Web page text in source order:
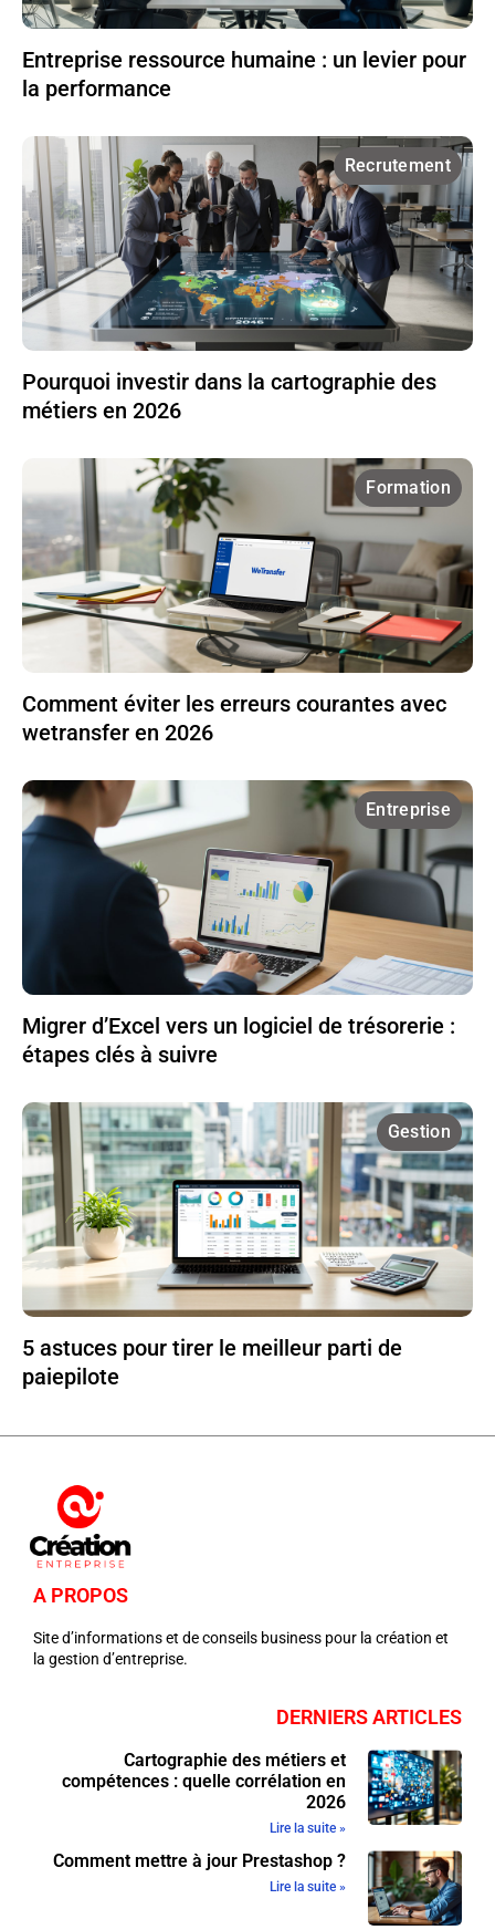
Entreprise ressource humaine : un levier pour
la performance
Recrutement
Pourquoi investir dans la cartographie des
métiers en 2026
Formation
Comment éviter les erreurs courantes avec
wetransfer en 2026
Entreprise
Migrer d’Excel vers un logiciel de trésorerie :
étapes clés à suivre
Gestion
5 astuces pour tirer le meilleur parti de
paiepilote
A PROPOS
Site d’informations et de conseils business pour la création et
la gestion d’entreprise.
DERNIERS ARTICLES
Cartographie des métiers et
compétences : quelle corrélation en
2026
Lire la suite »
Comment mettre à jour Prestashop ?
Lire la suite »